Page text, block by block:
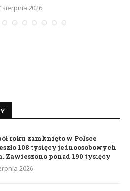
sierpnia 2026
roku zamknięto w Polsce
108 tysięcy jednoosobowych
Zawieszono ponad 190 tysięcy
2026